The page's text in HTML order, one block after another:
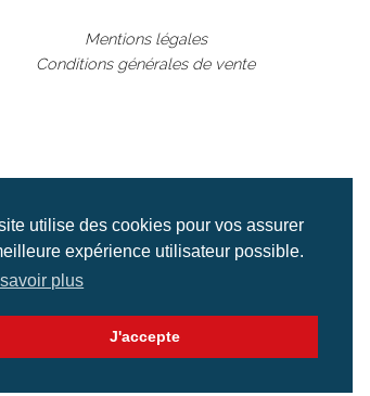
utilise des cookies pour vos assurer
expérience utilisateur possible.
plus
J'accepte
Mentions légales
Conditions générales de vente
|